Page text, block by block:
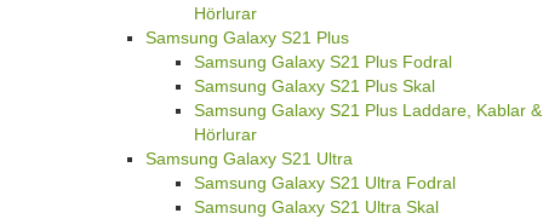
Hörlurar
Samsung Galaxy S21 Plus
Samsung Galaxy S21 Plus Fodral
Samsung Galaxy S21 Plus Skal
Samsung Galaxy S21 Plus Laddare, Kablar &
Hörlurar
Samsung Galaxy S21 Ultra
Samsung Galaxy S21 Ultra Fodral
Samsung Galaxy S21 Ultra Skal